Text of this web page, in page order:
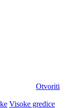
Otvoriti
Visoke gredice